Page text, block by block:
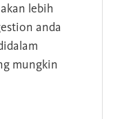
lebih
anda
mungkin